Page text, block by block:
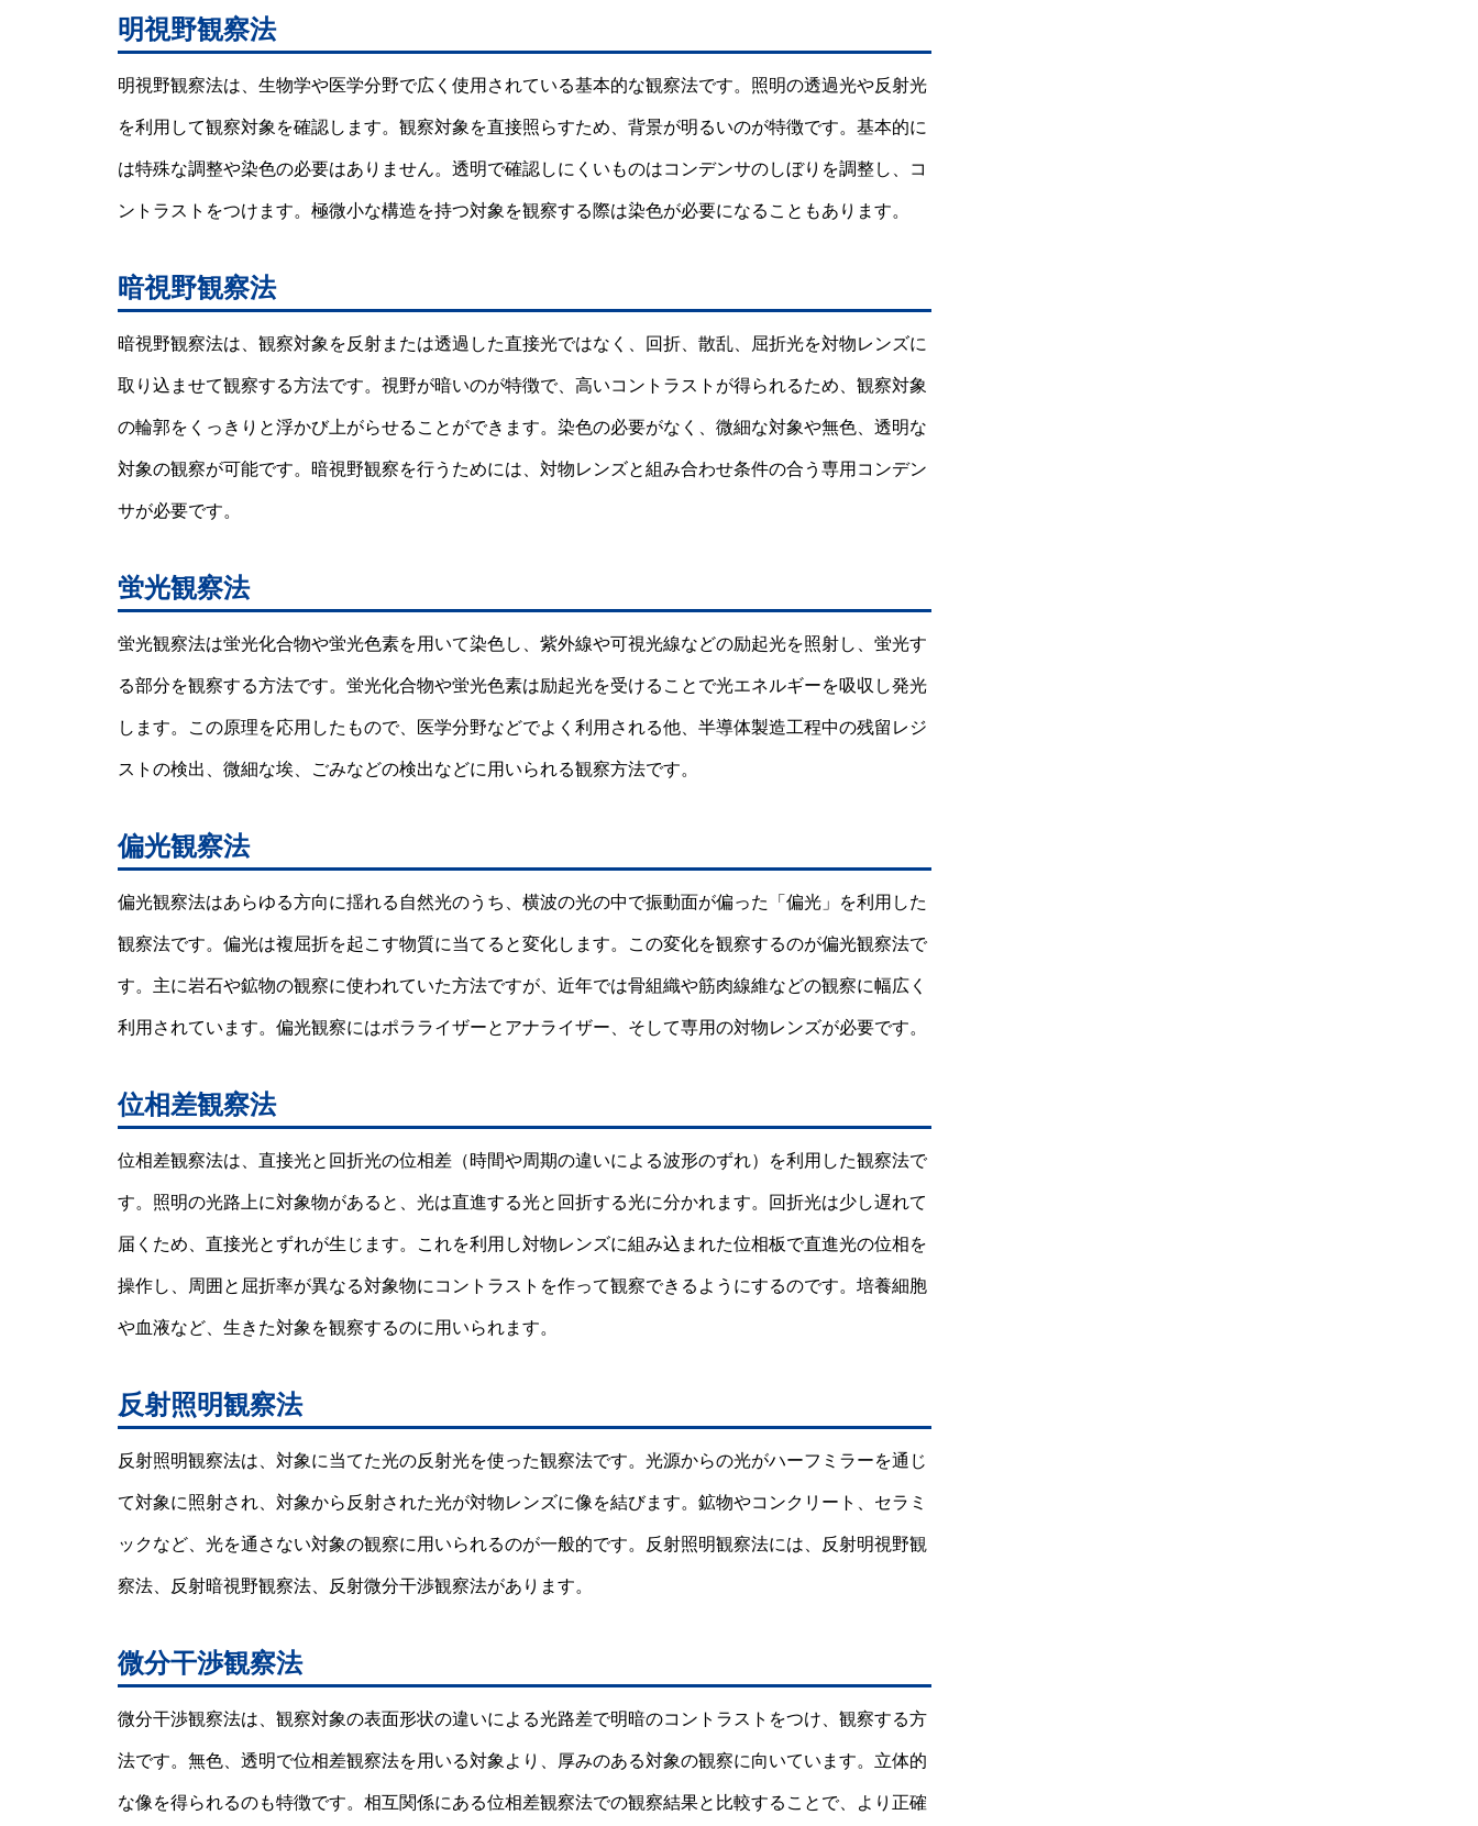
明視野観察法
明視野観察法は、生物学や医学分野で広く使用されている基本的な観察法です。照明の透過光や反射光
を利用して観察対象を確認します。観察対象を直接照らすため、背景が明るいのが特徴です。基本的に
は特殊な調整や染色の必要はありません。透明で確認しにくいものはコンデンサのしぼりを調整し、コ
ントラストをつけます。極微小な構造を持つ対象を観察する際は染色が必要になることもあります。
暗視野観察法
暗視野観察法は、観察対象を反射または透過した直接光ではなく、回折、散乱、屈折光を対物レンズに
取り込ませて観察する方法です。視野が暗いのが特徴で、高いコントラストが得られるため、観察対象
の輪郭をくっきりと浮かび上がらせることができます。染色の必要がなく、微細な対象や無色、透明な
対象の観察が可能です。暗視野観察を行うためには、対物レンズと組み合わせ条件の合う専用コンデン
サが必要です。
蛍光観察法
蛍光観察法は蛍光化合物や蛍光色素を用いて染色し、紫外線や可視光線などの励起光を照射し、蛍光す
る部分を観察する方法です。蛍光化合物や蛍光色素は励起光を受けることで光エネルギーを吸収し発光
します。この原理を応用したもので、医学分野などでよく利用される他、半導体製造工程中の残留レジ
ストの検出、微細な埃、ごみなどの検出などに用いられる観察方法です。
偏光観察法
偏光観察法はあらゆる方向に揺れる自然光のうち、横波の光の中で振動面が偏った「偏光」を利用した
観察法です。偏光は複屈折を起こす物質に当てると変化します。この変化を観察するのが偏光観察法で
す。主に岩石や鉱物の観察に使われていた方法ですが、近年では骨組織や筋肉線維などの観察に幅広く
利用されています。偏光観察にはポラライザーとアナライザー、そして専用の対物レンズが必要です。
位相差観察法
位相差観察法は、直接光と回折光の位相差（時間や周期の違いによる波形のずれ）を利用した観察法で
す。照明の光路上に対象物があると、光は直進する光と回折する光に分かれます。回折光は少し遅れて
届くため、直接光とずれが生じます。これを利用し対物レンズに組み込まれた位相板で直進光の位相を
操作し、周囲と屈折率が異なる対象物にコントラストを作って観察できるようにするのです。培養細胞
や血液など、生きた対象を観察するのに用いられます。
反射照明観察法
反射照明観察法は、対象に当てた光の反射光を使った観察法です。光源からの光がハーフミラーを通じ
て対象に照射され、対象から反射された光が対物レンズに像を結びます。鉱物やコンクリート、セラミ
ックなど、光を通さない対象の観察に用いられるのが一般的です。反射照明観察法には、反射明視野観
察法、反射暗視野観察法、反射微分干渉観察法があります。
微分干渉観察法
微分干渉観察法は、観察対象の表面形状の違いによる光路差で明暗のコントラストをつけ、観察する方
法です。無色、透明で位相差観察法を用いる対象より、厚みのある対象の観察に向いています。立体的
な像を得られるのも特徴です。相互関係にある位相差観察法での観察結果と比較することで、より正確